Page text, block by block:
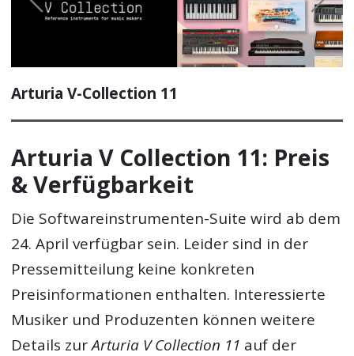
Arturia V-Collection 11
Previous Next
Arturia V Collection 11: Preis
& Verfügbarkeit
Die Softwareinstrumenten-Suite wird ab dem
24. April verfügbar sein. Leider sind in der
Pressemitteilung keine konkreten
Preisinformationen enthalten. Interessierte
Musiker und Produzenten können weitere
Details zurArturia V Collection 11 auf der